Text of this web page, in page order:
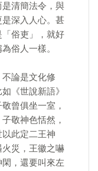
清簡法令，與
深入人心。甚
俗吏」，就好
俗人一樣。
論是文化修
《世說新語》
曾俱坐一室，
敬神色恬然，
此定二王神
災，王徽之嚇
，還要叫來左